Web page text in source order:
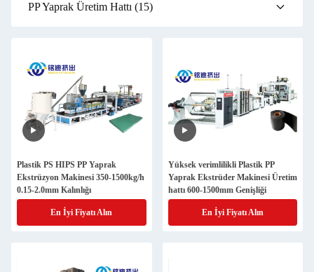
PP Yaprak Üretim Hattı (15)
Plastik PS HIPS PP Yaprak
Ekstrüzyon Makinesi 350-1500kg/h
0.15-2.0mm Kalınlığı
En İyi Fiyatı Alın
Yüksek verimlilikli Plastik PP
Yaprak Ekstrüder Makinesi Üretim
hattı 600-1500mm Genişliği
En İyi Fiyatı Alın